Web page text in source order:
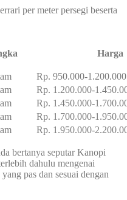
per meter persegi beserta
Harga
Rp. 950.000-1.200.000
Rp. 1.200.000-
Rp. 1.450.000-
Rp. 1.700.000-
Rp. 1.950.000-
bertanya seputar Kanopi
dahulu mengenai
pas dan sesuai dengan